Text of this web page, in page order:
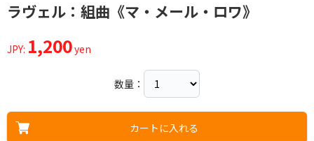
ラヴェル：組曲《マ・メール・ロワ》
JPY: 1,200yen
数量：
カートに入れる